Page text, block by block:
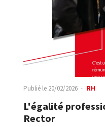
Publié le 20/02/2026 RH
L'égalité
Rector